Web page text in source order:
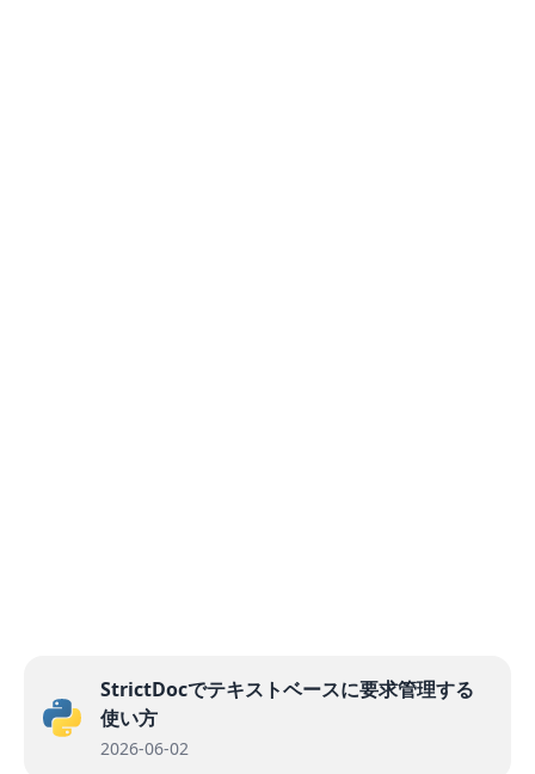
StrictDocでテキストベースに要求管理する
使い方
2026-06-02